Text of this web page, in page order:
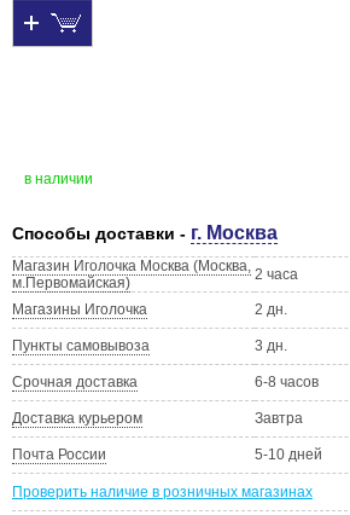
в наличии
Способы доставки - г. Москва
Магазин Иголочка Москва (Москва,
м.Первомайская)
2 часа
Магазины Иголочка 2 дн.
Пункты самовывоза 3 дн.
Срочная доставка 6-8 часов
Доставка курьером Завтра
Почта России 5-10 дней
Проверить наличие в розничных магазинах